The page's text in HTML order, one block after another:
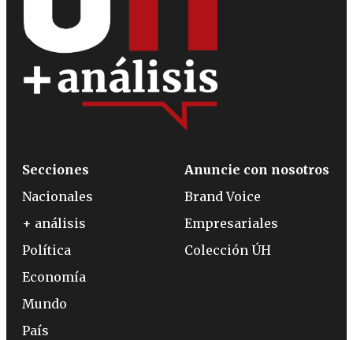
Secciones
Nacionales
+ análisis
Política
Economía
Mundo
País
Anuncie con nosotros
Brand Voice
Empresariales
Colección ÚH